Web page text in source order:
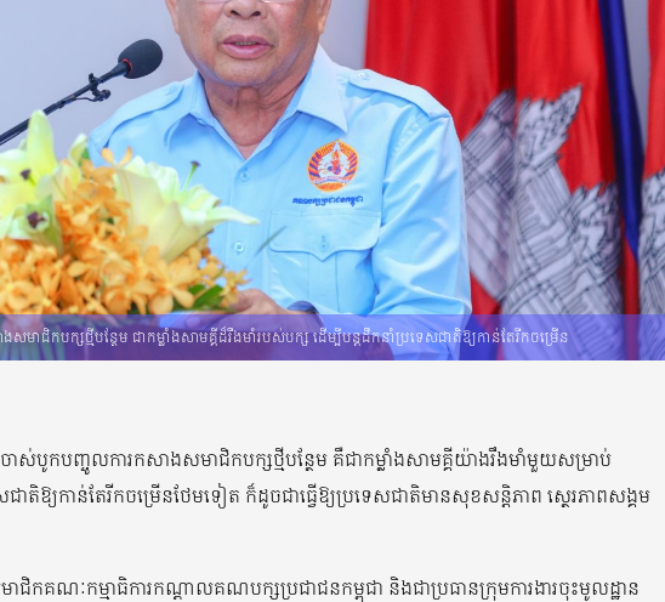
ាជិកបក្សថ្មីបន្ថែម ជាកម្លាំងសាមគ្គីដ៏រឹងមាំរបស់បក្ស ដើម្បីបន្តដឹកនាំប្រទេសជាតិឱ្យកាន់តែរីកចម្រើន
ចាស់បូកបញ្ចូលការកសាងសមាជិកបក្សថ្មីបន្ថែម គឺជាកម្លាំងសាមគ្គីយ៉ាងរឹងមាំមួយសម្រាប់
ាតិឱ្យកាន់តែរីកចម្រើនថែមទៀត ក៏ដូចជាធ្វើឱ្យប្រទេសជាតិមានសុខសន្តិភាព ស្ថេរភាពសង្គម
គណៈកម្មាធិការកណ្តាលគណបក្សប្រជាជនកម្ពុជា និងជាប្រធានក្រុមការងារចុះមូលដ្ឋាន